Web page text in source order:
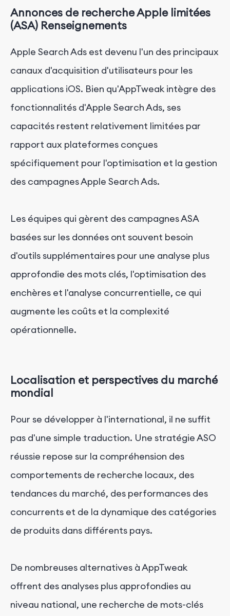
Annonces de recherche Apple limitées
(ASA) Renseignements
Apple Search Ads est devenu l'un des principaux
canaux d'acquisition d'utilisateurs pour les
applications iOS. Bien qu'AppTweak intègre des
fonctionnalités d'Apple SearchAds, ses
capacités restent relativement limitées par
rapport aux plateformes conçues
spécifiquement pour l'optimisation et la gestion
des campagnes Apple Search Ads.
Les équipes qui gèrent des campagnesASA
basées sur les données ont souvent besoin
d'outils supplémentaires pour une analyse plus
approfondie des mots clés, l'optimisation des
enchères et l'analyse concurrentielle, ce qui
augmente les coûts et la complexité
opérationnelle.
Localisation et perspectives du marché
mondial
Pour se développer à l'international, il ne suffit
pas d'une simple traduction. Une stratégie ASO
réussie repose sur la compréhension des
comportements de recherche locaux, des
tendances du marché, des performances des
concurrents et de la dynamique des catégories
de produits dans différents pays.
De nombreuses alternatives à AppTweak
offrent des analyses plus approfondies au
niveau national, une recherche de mots-clés